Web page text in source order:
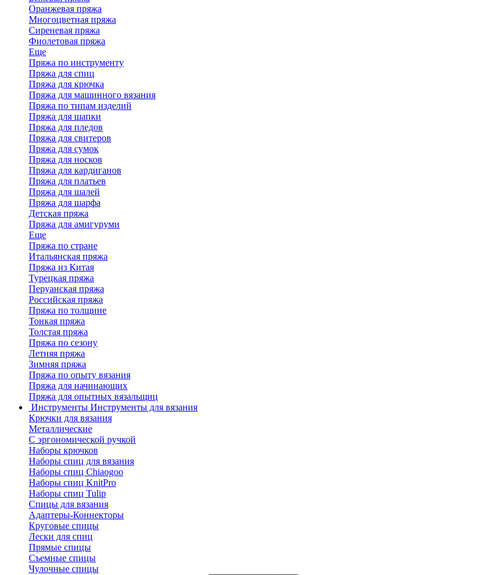
Оранжевая пряжа
Многоцветная пряжа
Сиреневая пряжа
Фиолетовая пряжа
Еще
Пряжа по инструменту
Пряжа для спиц
Пряжа для крючка
Пряжа для машинного вязания
Пряжа по типам изделий
Пряжа для шапки
Пряжа для пледов
Пряжа для свитеров
Пряжа для сумок
Пряжа для носков
Пряжа для кардиганов
Пряжа для платьев
Пряжа для шалей
Пряжа для шарфа
Детская пряжа
Пряжа для амигуруми
Еще
Пряжа по стране
Итальянская пряжа
Пряжа из Китая
Турецкая пряжа
Перуанская пряжа
Российская пряжа
Пряжа по толщине
Тонкая пряжа
Толстая пряжа
Пряжа по сезону
Летняя пряжа
Зимняя пряжа
Пряжа по опыту вязания
Пряжа для начинающих
Пряжа для опытных вязальщиц
Инструменты Инструменты для вязания
Крючки для вязания
Металлические
С эргономической ручкой
Наборы крючков
Наборы спиц для вязания
Наборы спиц Chiaogoo
Наборы спиц KnitPro
Наборы спиц Tulip
Спицы для вязания
Адаптеры-Коннекторы
Круговые спицы
Лески для спиц
Прямые спицы
Съемные спицы
Чулочные спицы